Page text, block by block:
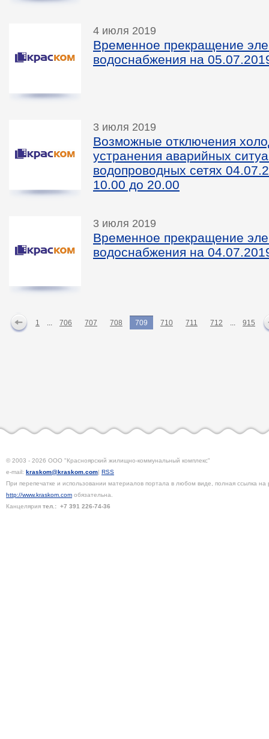
4 июля 2019
Временное прекращение
водоснабжения на
3 июля 2019
Возможные отключения
устранения аварийных
водопроводных сетях
10.00 до 20.00
3 июля 2019
Временное прекращение
водоснабжения на
1 ... 706 707 708 709 710 711 712 ... 915
© 2003 - 2026 ООО "Красноярский жилищно-коммунальный комплекс"
e-mail: kraskom@kraskom.com| RSS
При перепечатке и использовании материалов портала в любом виде, полная ссылка на
http://www.kraskom.com обязательна.
Канцелярия тел.: +7 391 226-74-36